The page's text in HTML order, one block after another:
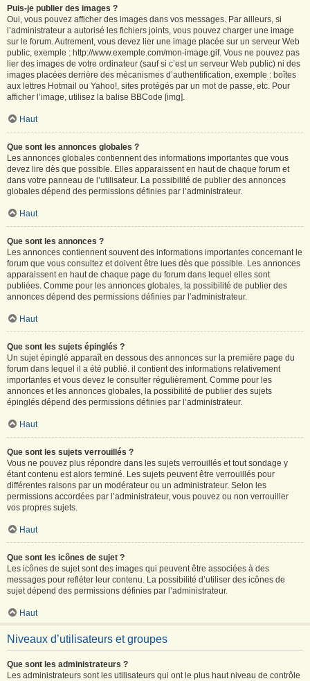
Puis-je publier des images ?
Oui, vous pouvez afficher des images dans vos messages. Par ailleurs, si
l’administrateur a autorisé les fichiers joints, vous pouvez charger une image
sur le forum. Autrement, vous devez lier une image placée sur un serveur Web
public, exemple : http://www.exemple.com/mon-image.gif. Vous ne pouvez pas
lier des images de votre ordinateur (sauf si c’est un serveur Web public) ni des
images placées derrière des mécanismes d’authentification, exemple : boîtes
aux lettres Hotmail ou Yahoo!, sites protégés par un mot de passe, etc. Pour
afficher l’image, utilisez la balise BBCode [img].
Haut
Que sont les annonces globales ?
Les annonces globales contiennent des informations importantes que vous
devez lire dès que possible. Elles apparaissent en haut de chaque forum et
dans votre panneau de l’utilisateur. La possibilité de publier des annonces
globales dépend des permissions définies par l’administrateur.
Haut
Que sont les annonces ?
Les annonces contiennent souvent des informations importantes concernant le
forum que vous consultez et doivent être lues dès que possible. Les annonces
apparaissent en haut de chaque page du forum dans lequel elles sont
publiées. Comme pour les annonces globales, la possibilité de publier des
annonces dépend des permissions définies par l’administrateur.
Haut
Que sont les sujets épinglés ?
Un sujet épinglé apparaît en dessous des annonces sur la première page du
forum dans lequel il a été publié. il contient des informations relativement
importantes et vous devez le consulter régulièrement. Comme pour les
annonces et les annonces globales, la possibilité de publier des sujets
épinglés dépend des permissions définies par l’administrateur.
Haut
Que sont les sujets verrouillés ?
Vous ne pouvez plus répondre dans les sujets verrouillés et tout sondage y
étant contenu est alors terminé. Les sujets peuvent être verrouillés pour
différentes raisons par un modérateur ou un administrateur. Selon les
permissions accordées par l’administrateur, vous pouvez ou non verrouiller
vos propres sujets.
Haut
Que sont les icônes de sujet ?
Les icônes de sujet sont des images qui peuvent être associées à des
messages pour refléter leur contenu. La possibilité d’utiliser des icônes de
sujet dépend des permissions définies par l’administrateur.
Haut
Niveaux d’utilisateurs et groupes
Que sont les administrateurs ?
Les administrateurs sont les utilisateurs qui ont le plus haut niveau de contrôle